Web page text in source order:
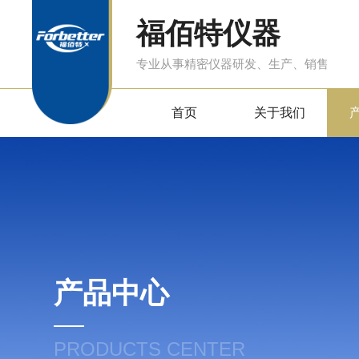
福佰特仪器
专业从事精密仪器研发、生产、销售
首页 关于我们
产品中心
PRODUCTS CENTER